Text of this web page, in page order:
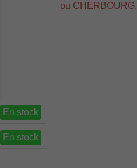
En stock
En stock
ou CHERBOURG.